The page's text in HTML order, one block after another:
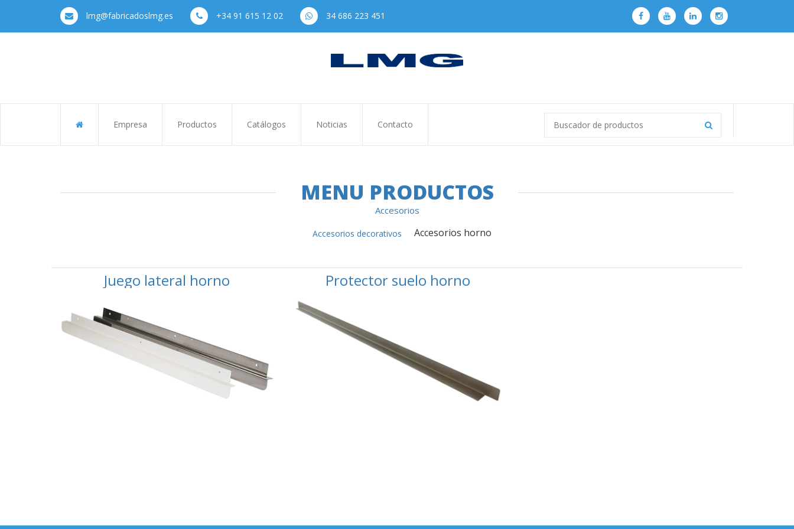
lmg@fabricadoslmg.es +34 91 615 12 02 34 686 223 451
Empresa Productos Catálogos Noticias Contacto
MENU PRODUCTOS
Accesorios
Accesorios decorativos Accesorios horno
Juego lateral horno Protector suelo horno